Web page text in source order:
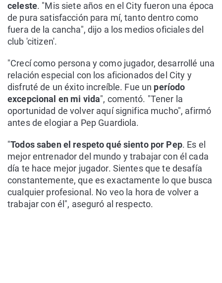
celeste. "Mis siete años en el City fueron una época
de pura satisfacción para mí, tanto dentro como
fuera de la cancha", dijo a los medios oficiales del
club 'citizen'.
"Crecí como persona y como jugador, desarrollé una
relación especial con los aficionados del City y
disfruté de un éxito increíble. Fue un período
excepcional en mi vida", comentó. "Tener la
oportunidad de volver aquí significa mucho", afirmó
antes de elogiar a Pep Guardiola.
"Todos saben el respeto qué siento por Pep. Es el
mejor entrenador del mundo y trabajar con él cada
día te hace mejor jugador. Sientes que te desafía
constantemente, que es exactamente lo que busca
cualquier profesional. No veo la hora de volver a
trabajar con él", aseguró al respecto.